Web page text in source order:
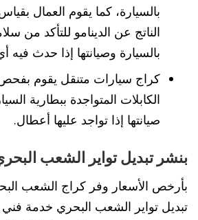
بالسيارة، كما يقوم العمال
الناتج عن الدينامو للتأكد من
بالسيارة وصيانتها إذا حدث
كراج سيارات متنقل يقوم
الكابلات المتواجدة ببطارية
صيانتها إذا تواجد عليها أعطال.
بنشر تبديل تواير الشعب
بأرخص الأسعار وفر كراج الشعب
تبديل تواير الشعب البحري خدمة